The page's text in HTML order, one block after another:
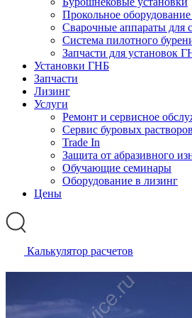
Прокольное
Сварочные аппараты для
Система пилотного
Запчасти для установок
Установки ГНБ
Запчасти
Лизинг
Услуги
Ремонт и сервисное
Сервис буровых растворов
Trade In
Защита от абразивного
Обучающие семинары
Оборудование в лизинг
Цены
Калькулятор расчетов